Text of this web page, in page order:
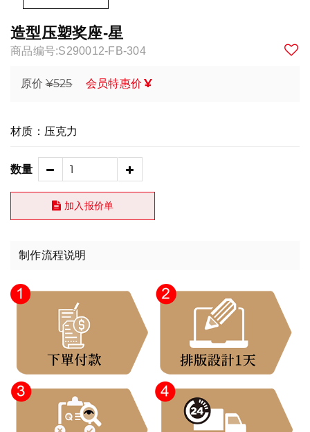
造型压塑奖座-星
商品编号:S290012-FB-304
原价 ¥525 会员特惠价 ¥
材质：压克力
数量
加入报价单
制作流程说明